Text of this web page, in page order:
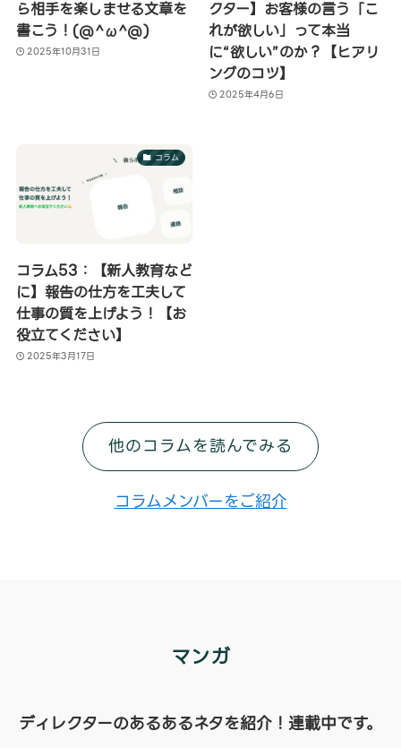
ら相手を楽しませる文章を
書こう！(@^ω^@)
2025年10月31日
クター】お客様の言う「こ
れが欲しい」って本当
に“欲しい”のか？【ヒアリ
ングのコツ】
2025年4月6日
コラム
コラム53：【新人教育など
に】報告の仕方を工夫して
仕事の質を上げよう！【お
役立てください】
2025年3月17日
他のコラムを読んでみる
コラムメンバーをご紹介
マンガ
ディレクターのあるあるネタを紹介！連載中です。